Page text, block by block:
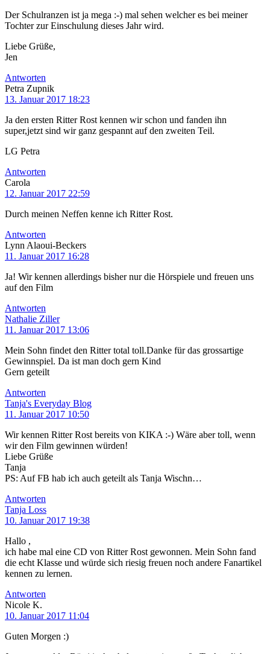
Der Schulranzen ist ja mega :-) mal sehen welcher es bei meiner
Tochter zur Einschulung dieses Jahr wird.
Liebe Grüße,
Jen
Antworten
Petra Zupnik
13. Januar 2017 18:23
Ja den ersten Ritter Rost kennen wir schon und fanden ihn
super,jetzt sind wir ganz gespannt auf den zweiten Teil.
LG Petra
Antworten
Carola
12. Januar 2017 22:59
Durch meinen Neffen kenne ich Ritter Rost.
Antworten
Lynn Alaoui-Beckers
11. Januar 2017 16:28
Ja! Wir kennen allerdings bisher nur die Hörspiele und freuen uns
auf den Film
Antworten
Nathalie Ziller
11. Januar 2017 13:06
Mein Sohn findet den Ritter total toll.Danke für das grossartige
Gewinnspiel. Da ist man doch gern Kind
Gern geteilt
Antworten
Tanja's Everyday Blog
11. Januar 2017 10:50
Wir kennen Ritter Rost bereits von KIKA :-) Wäre aber toll, wenn
wir den Film gewinnen würden!
Liebe Grüße
Tanja
PS: Auf FB hab ich auch geteilt als Tanja Wischn…
Antworten
Tanja Loss
10. Januar 2017 19:38
Hallo ,
ich habe mal eine CD von Ritter Rost gewonnen. Mein Sohn fand
die echt Klasse und würde sich riesig freuen noch andere Fanartikel
kennen zu lernen.
Antworten
Nicole K.
10. Januar 2017 11:04
Guten Morgen :)